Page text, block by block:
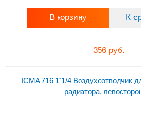
В корзину К
356 руб.
ICMA 716 1"1/4 Воздухоотводчик
радиатора,